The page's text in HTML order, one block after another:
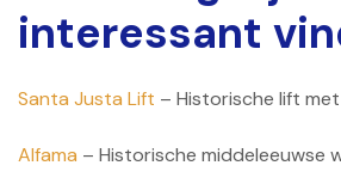
interessant
Santa Justa Lift – Historische lift
Alfama – Historische middeleeuwse